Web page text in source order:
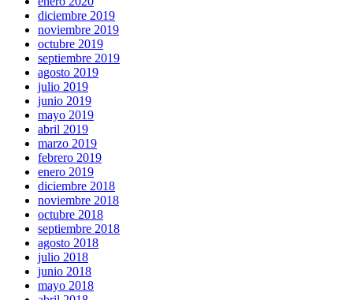
diciembre 2019
noviembre 2019
octubre 2019
septiembre 2019
agosto 2019
julio 2019
junio 2019
mayo 2019
abril 2019
marzo 2019
febrero 2019
enero 2019
diciembre 2018
noviembre 2018
octubre 2018
septiembre 2018
agosto 2018
julio 2018
junio 2018
mayo 2018